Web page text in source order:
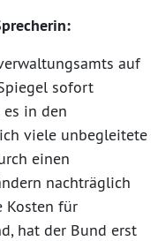
auf
sofort
in den
viele unbegleitete
einen
nachträglich
Kosten für
hat der Bund erst